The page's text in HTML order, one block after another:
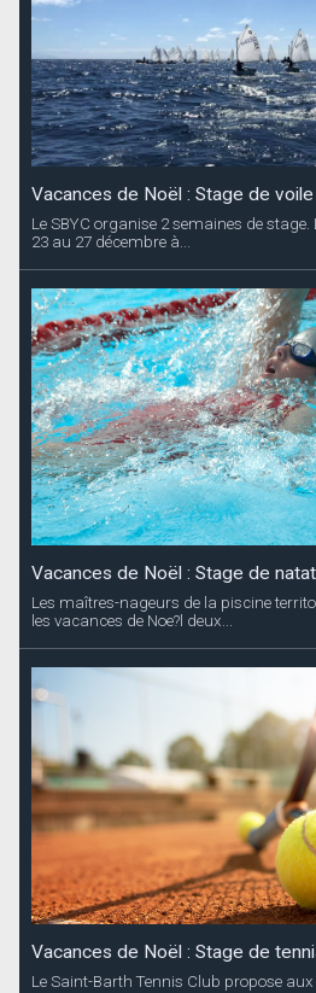
Vacances de Noël : Stage de voile
Le SBYC organise 2 semaines de
23 au 27 décembre à...
Vacances de Noël : Stage de
Les maîtres-nageurs de la piscine
les vacances de Noe?l deux...
Vacances de Noël : Stage de
Le Saint-Barth Tennis Club propose